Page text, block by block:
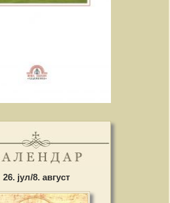
26. јул/8. август